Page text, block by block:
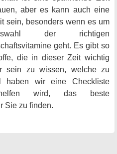
aber es kann auch eine
sein, besonders wenn es um
der richtigen
geht. Es gibt so
die in dieser Zeit wichtig
sein zu wissen, welche zu
haben wir eine Checkliste
wird, das beste
Sie zu finden.